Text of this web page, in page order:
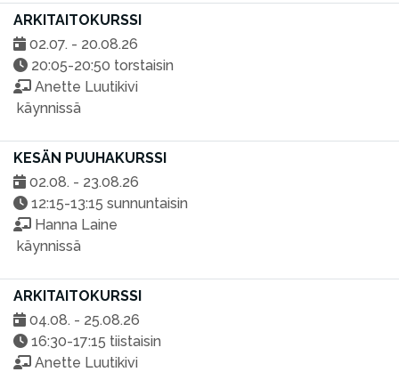
ARKITAITOKURSSI
02.07. - 20.08.26
20:05-20:50 torstaisin
Anette Luutikivi
käynnissä
KESÄN PUUHAKURSSI
02.08. - 23.08.26
12:15-13:15 sunnuntaisin
Hanna Laine
käynnissä
ARKITAITOKURSSI
04.08. - 25.08.26
16:30-17:15 tiistaisin
Anette Luutikivi